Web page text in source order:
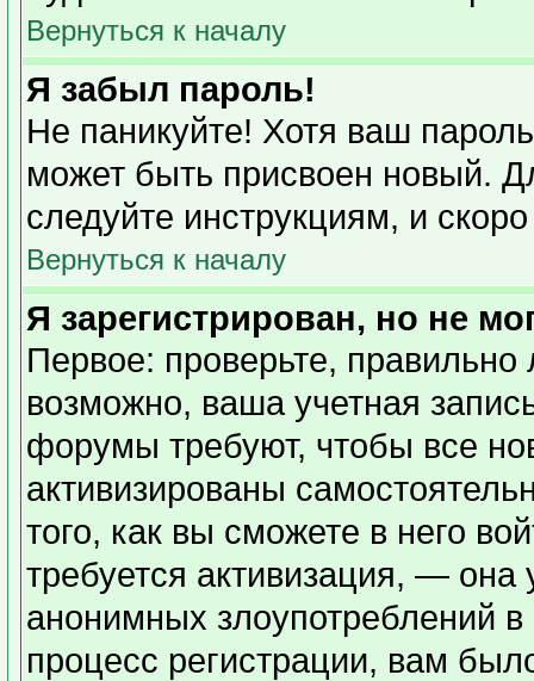
Вернуться к началу
Я забыл пароль!
Не паникуйте! Хотя ваш
может быть присвоен новый.
следуйте инструкциям, и
Вернуться к началу
Я зарегистрирован, но не
Первое: проверьте,
возможно, ваша учетная
форумы требуют, чтобы все
активизированы
того, как вы сможете в него
требуется активизация, —
анонимных злоупотреблений
процесс регистрации, вам